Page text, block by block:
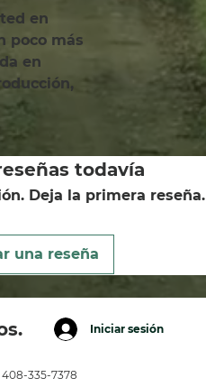
poco más
en
todavía
Deja la primera reseña.
una reseña
Iniciar sesión
408-335-7378